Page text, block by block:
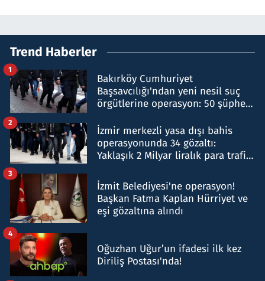
Trend Haberler
Bakırköy Cumhuriyet
Başsavcılığı'ndan yeni nesil suç
örgütlerine operasyon: 50 şüpheli
1
İzmir merkezli yasa dışı bahis
operasyonunda 34 gözaltı:
Yaklaşık 2 Milyar liralık para trafiği
2
İzmit Belediyesi'ne operasyon!
Başkan Fatma Kaplan Hürriyet ve
eşi gözaltına alındı
3
Oğuzhan Uğur’un ifadesi ilk kez
Diriliş Postası'nda!
4